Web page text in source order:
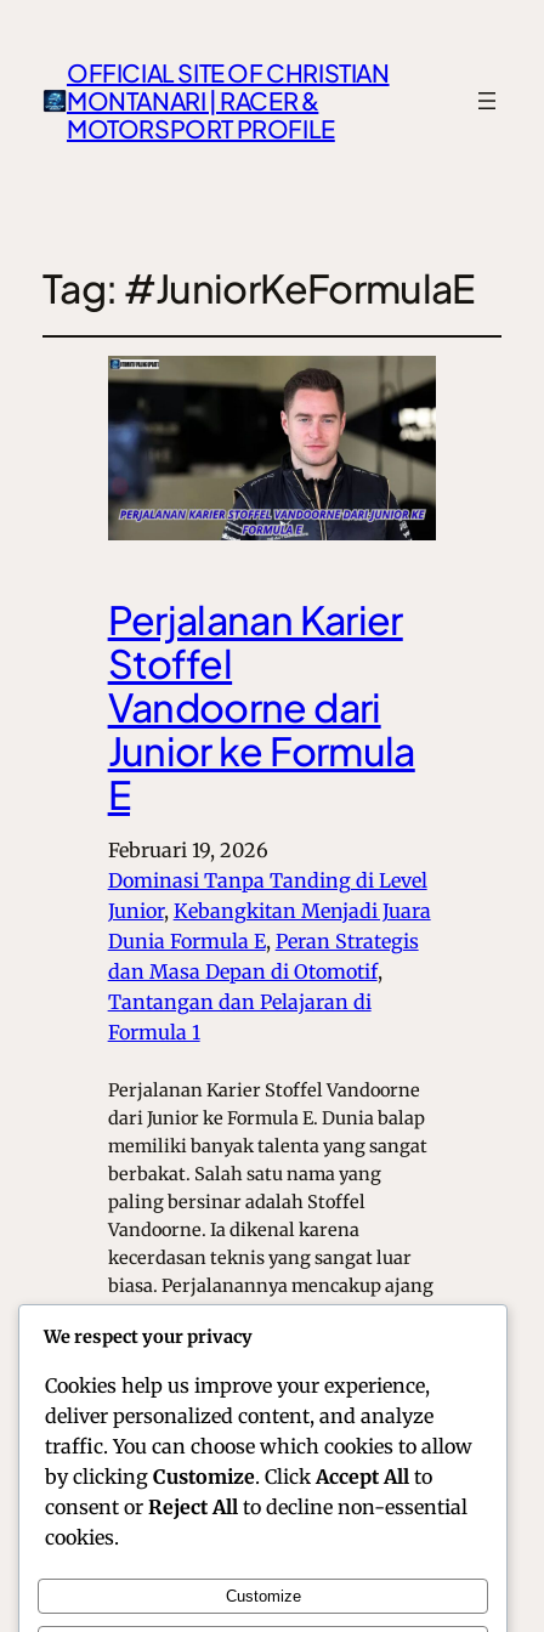
OFFICIAL SITE OF CHRISTIAN
MONTANARI | RACER &
MOTORSPORT PROFILE
Tag: #JuniorKeFormulaE
Perjalanan Karier
Stoffel
Vandoorne dari
Junior ke Formula
E
Februari 19, 2026
Dominasi Tanpa Tanding di Level
Junior, Kebangkitan Menjadi Juara
Dunia Formula E, Peran Strategis
dan Masa Depan di Otomotif ,
Tantangan dan Pelajaran di
Formula 1
Perjalanan Karier Stoffel Vandoorne
dari Junior ke Formula E. Dunia balap
memiliki banyak talenta yang sangat
berbakat. Salah satu nama yang
paling bersinar adalah Stoffel
Vandoorne. Ia dikenal karena
kecerdasan teknis yang sangat luar
biasa. Perjalanannya mencakup ajang
puncak kejayaannya justru hadir di
We respect your privacy
Cookies help us improve your experience,
deliver personalized content, and analyze
traffic. You can choose which cookies to allow
by clicking Customize. Click Accept All to
consent or Reject All to decline non-essential
cookies.
Customize